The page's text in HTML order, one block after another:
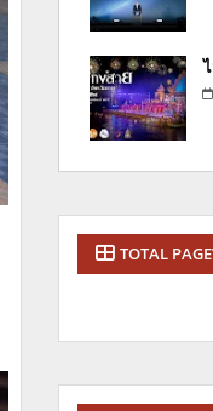
TOTAL